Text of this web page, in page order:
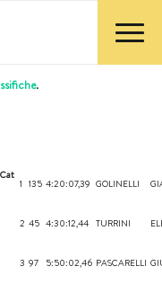
.
Cat
1 135 4:20:07,39 GOLINELLI
2 45 4:30:12,44 TURRINI
3 97 5:50:02,46 PASCARELLI